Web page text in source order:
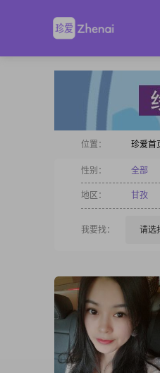
位置： 珍爱首
性别： 全部
地区： 甘孜
我要找： 请选